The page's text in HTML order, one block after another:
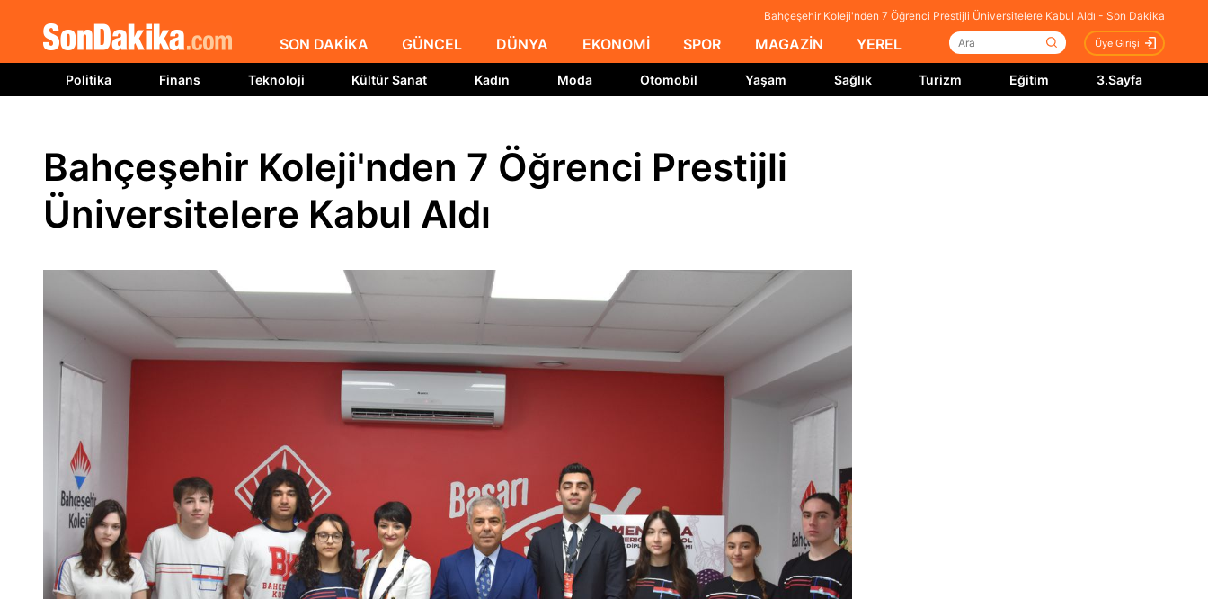
Bahçeşehir Koleji'nden 7 Öğrenci Prestijli Üniversitelere Kabul Aldı - Son Dakika
SON DAKİKA GÜNCEL DÜNYA EKONOMİ SPOR MAGAZİN YEREL Üye Girişi
Politika Finans Teknoloji Kültür Sanat Kadın Moda Otomobil Yaşam Sağlık Turizm Eğitim 3.Sayfa
Bahçeşehir Koleji'nden 7 Öğrenci Prestijli
Üniversitelere Kabul Aldı